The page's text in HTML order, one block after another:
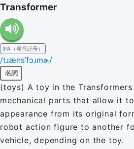
Transformer
IPA（発音記号）
/tɹænsˈfɔɹmɚ/
名詞
(toys) A toy in the
mechanical parts that allow it
appearance from its original
robot action figure to another
vehicle, depending on the toy.